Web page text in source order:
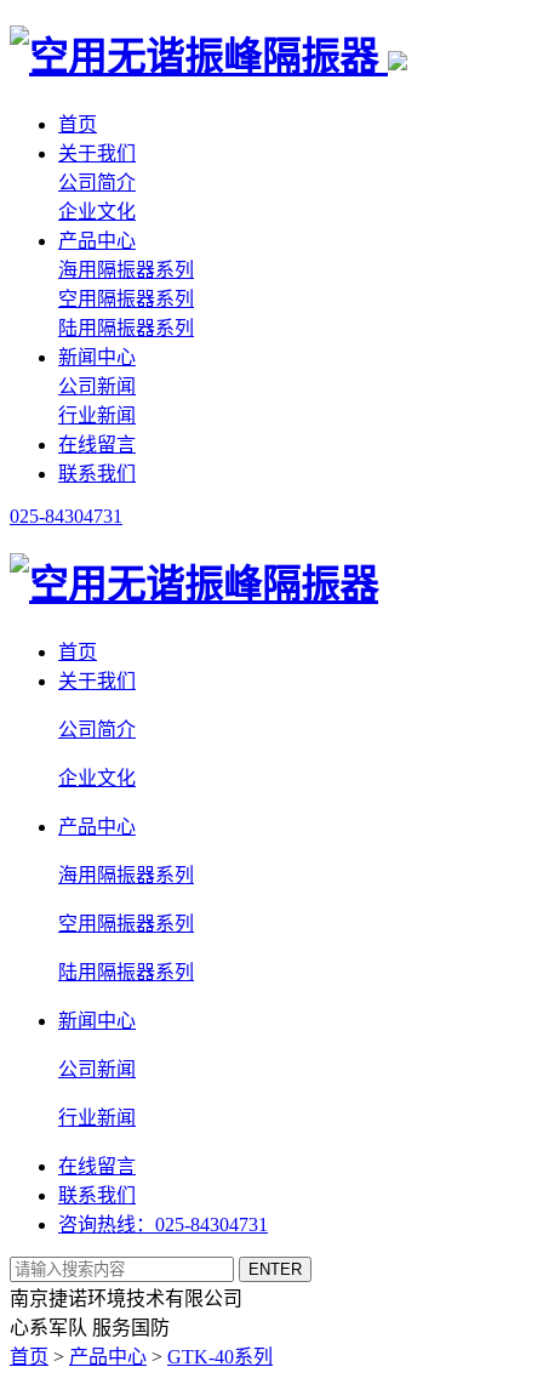
首页
关于我们
公司简介
企业文化
产品中心
海用隔振器系列
空用隔振器系列
陆用隔振器系列
新闻中心
公司新闻
行业新闻
在线留言
联系我们
025-84304731
首页
关于我们
公司简介
企业文化
产品中心
海用隔振器系列
空用隔振器系列
陆用隔振器系列
新闻中心
公司新闻
行业新闻
在线留言
联系我们
咨询热线：025-84304731
南京捷诺环境技术有限公司
心系军队 服务国防
首页 > 产品中心 > GTK-40系列